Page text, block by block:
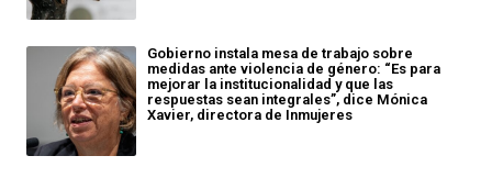
Gobierno instala mesa de trabajo sobre
medidas ante violencia de género: “Es para
mejorar la institucionalidad y que las
respuestas sean integrales”, dice Mónica
Xavier, directora de Inmujeres